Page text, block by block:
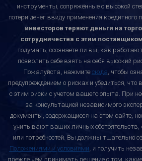
инструменты, сопряжённые с высокой
потери денег ввиду применения кредитного
инвесторов теряют деньги на
сотрудничества с этим
подумать, осознаете ли вы, как
позволить себе взять на себя высокий
Пожалуйста, нажмите сюда, чтобы
предупреждением о рисках и убедиться,
с этим риски с учетом вашего опыта. При
за консультацией независимого
документы, содержащиеся на этом сайте,
учитывают ваших личных обстоятельств,
или потребностей. Вы должны тщательно
Положениями и условиями, и получить
прежде чем принимать решение о том,